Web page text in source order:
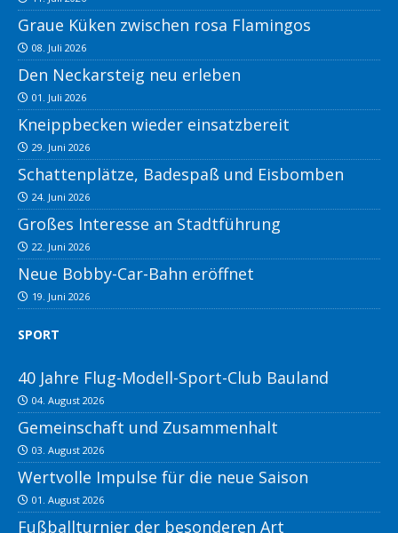
Graue Küken zwischen rosa Flamingos
08. Juli 2026
Den Neckarsteig neu erleben
01. Juli 2026
Kneippbecken wieder einsatzbereit
29. Juni 2026
Schattenplätze, Badespaß und Eisbomben
24. Juni 2026
Großes Interesse an Stadtführung
22. Juni 2026
Neue Bobby-Car-Bahn eröffnet
19. Juni 2026
SPORT
40 Jahre Flug-Modell-Sport-Club Bauland
04. August 2026
Gemeinschaft und Zusammenhalt
03. August 2026
Wertvolle Impulse für die neue Saison
01. August 2026
Fußballturnier der besonderen Art